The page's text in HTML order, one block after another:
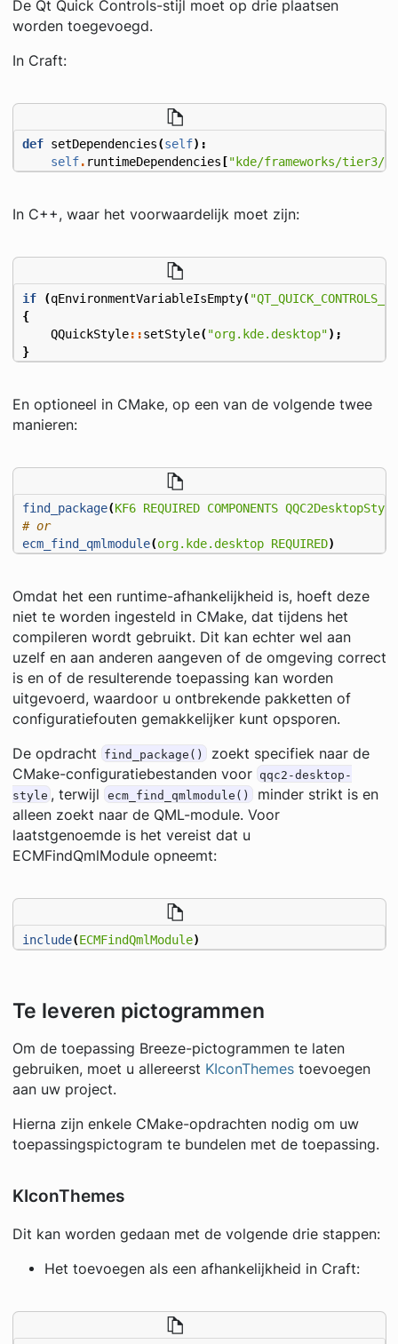
De Qt Quick Controls-stijl moet op drie plaatsen
worden toegevoegd.
In Craft:
def setDependencies(self):
self. runtimeDependencies ["kde/frameworks/tier3/
In C++, waar het voorwaardelijk moet zijn:
if (qEnvironmentVariableIsEmpty(
{
QQuickStyle::setStyle("org.kde.desktop");
}
En optioneel in CMake, op een van de volgende twee
manieren:
find_package(KF6 REQUIRED COMPONENTS QQC2DesktopStyle
# or
ecm_find_qmlmodule(org.kde.desktop REQUIRED)
Omdat het een runtime-afhankelijkheid is, hoeft deze
niet te worden ingesteld in CMake, dat tijdens het
compileren wordt gebruikt. Dit kan echter wel aan
uzelf en aan anderen aangeven of de omgeving correct
is en of de resulterende toepassing kan worden
uitgevoerd, waardoor u ontbrekende pakketten of
configuratiefouten gemakkelijker kunt opsporen.
De opdracht find_package()
zoekt specifiek naar de
CMake-configuratiebestanden voor qqc2-desktop-
style , terwijl ecm_find_qmlmodule()
minder strikt is en
alleen zoekt naar de QML-module. Voor
laatstgenoemde is het vereist dat u
ECMFindQmlModule opneemt:
include(ECMFindQmlModule)
Te leveren pictogrammen
Om de toepassing Breeze-pictogrammen te laten
gebruiken, moet u allereerst KIconThemestoevoegen
aan uw project.
Hierna zijn enkele CMake-opdrachten nodig om uw
toepassingspictogram te bundelen met de toepassing.
KIconThemes
Dit kan worden gedaan met de volgende drie stappen:
Het toevoegen als een afhankelijkheid in Craft: